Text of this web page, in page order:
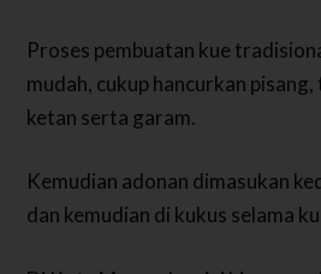
Proses pembuatan kue
mudah, cukup hancurkan
ketan serta garam.
Kemudian adonan dimasukan
dan kemudian di kukus selama